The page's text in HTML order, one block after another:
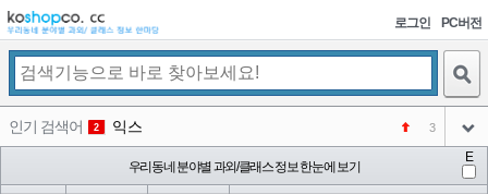
로그인 PC버전
인기 검색어 2 익스 3
미끄럼방지
아이콘
우리동네 분야별 과외/클래스 정보 한눈에 보기
E